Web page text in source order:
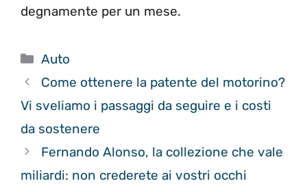
degnamente per un mese.
Categorie
Auto
Come ottenere la patente del motorino?
Vi sveliamo i passaggi da seguire e i costi
da sostenere
Fernando Alonso, la collezione che vale
miliardi: non crederete ai vostri occhi